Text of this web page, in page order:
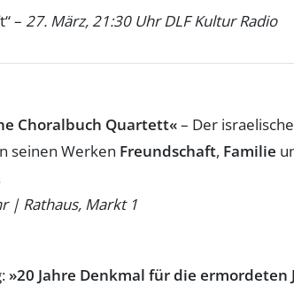
– 27. März, 21:30 Uhr DLF Kultur Radio
Choralbuch Quartett«– Der
seinen Werken Freundschaft, Familie
| Rathaus, Markt 1
»20 Jahre Denkmal für die ermordeten